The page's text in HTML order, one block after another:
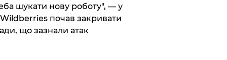
шукати нову роботу", — у
почав закривати
що зазнали атак